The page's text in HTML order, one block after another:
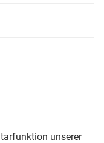
unserer